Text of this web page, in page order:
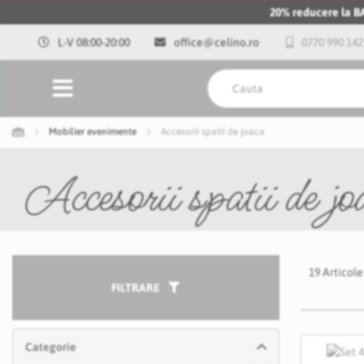
20% reducere la
L-V 08:00-20:00 office@celino.ro 0770 990 142
Mobilier evenimente Accesorii spatii de joaca
Accesorii spatii de
19Articole
FILTRARE
Categorie